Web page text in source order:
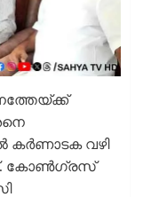
കര്‍ണാടക വഴി
കോണ്‍ഗ്രസ്